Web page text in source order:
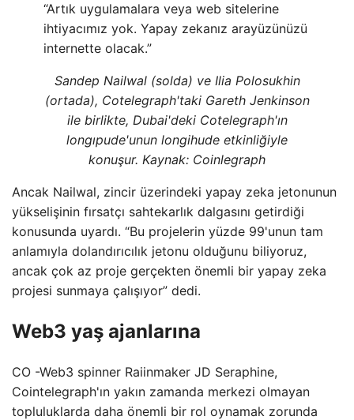
“Artık uygulamalara veya web sitelerine
ihtiyacımız yok. Yapay zekanız arayüzünüzü
internette olacak.”
Sandep Nailwal (solda) ve Ilia Polosukhin
(ortada), Cotelegraph'taki Gareth Jenkinson
ile birlikte, Dubai'deki Cotelegraph'ın
longıpude'unun longihude etkinliğiyle
konuşur. Kaynak: Coinlegraph
Ancak Nailwal, zincir üzerindeki yapay zeka jetonunun
yükselişinin fırsatçı sahtekarlık dalgasını getirdiği
konusunda uyardı. “Bu projelerin yüzde 99'unun tam
anlamıyla dolandırıcılık jetonu olduğunu biliyoruz,
ancak çok az proje gerçekten önemli bir yapay zeka
projesi sunmaya çalışıyor” dedi.
Web3 yaş ajanlarına
CO -Web3 spinner Raiinmaker JD Seraphine,
Cointelegraph'ın yakın zamanda merkezi olmayan
topluluklarda daha önemli bir rol oynamak zorunda